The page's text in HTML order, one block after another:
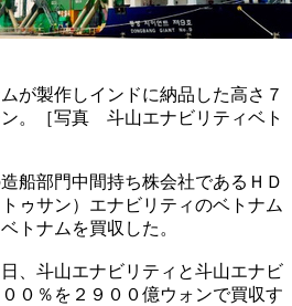
が製作しインドに納品した高さ７
。［写真 斗山エナビリティベト
船部門中間持ち株会社であるＨＤ
ゥサン）エナビリティのベトナム
トナムを買収した。
、斗山エナビリティと斗山エナビ
０％を２９００億ウォンで買収す